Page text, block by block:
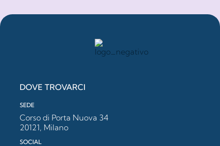
DOVE TROVARCI
SEDE
Corso di Porta Nuova 34
20121, Milano
SOCIAL